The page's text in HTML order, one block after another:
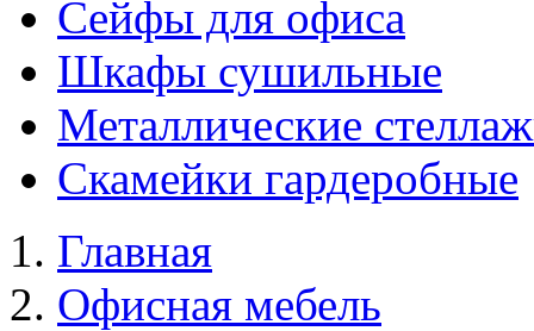
Сейфы для офиса
Шкафы сушильные
Металлические
Скамейки гардеробные
Главная
Офисная мебель